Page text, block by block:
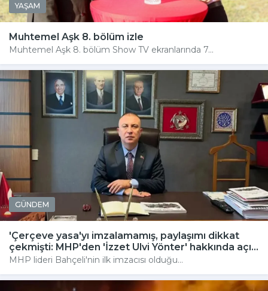
YAŞAM
Muhtemel Aşk 8. bölüm izle
Muhtemel Aşk 8. bölüm Show TV ekranlarında 7...
GÜNDEM
'Çerçeve yasa'yı imzalamamış, paylaşımı dikkat
çekmişti: MHP'den 'İzzet Ulvi Yönter' hakkında açı...
MHP lideri Bahçeli'nin ilk imzacısı olduğu...